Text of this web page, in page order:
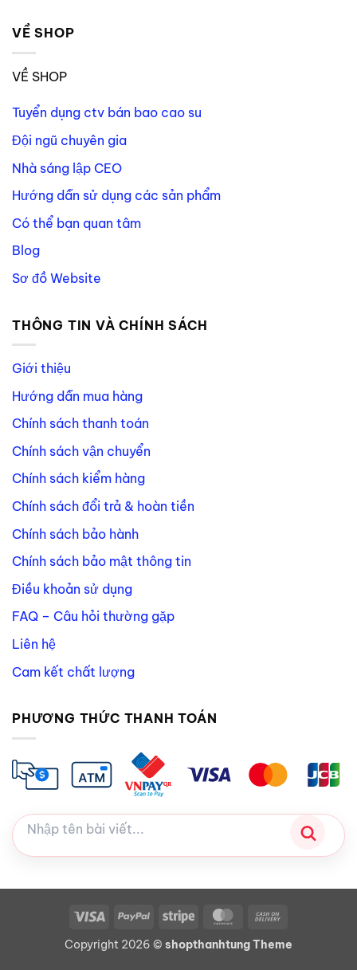
VỀ SHOP
VỀ SHOP
Tuyển dụng ctv bán bao cao su
Đội ngũ chuyên gia
Nhà sáng lập CEO
Hướng dẫn sử dụng các sản phẩm
Có thể bạn quan tâm
Blog
Sơ đồ Website
THÔNG TIN VÀ CHÍNH SÁCH
Giới thiệu
Hướng dẫn mua hàng
Chính sách thanh toán
Chính sách vận chuyển
Chính sách kiểm hàng
Chính sách đổi trả & hoàn tiền
Chính sách bảo hành
Chính sách bảo mật thông tin
Điều khoản sử dụng
FAQ – Câu hỏi thường gặp
Liên hệ
Cam kết chất lượng
PHƯƠNG THỨC THANH TOÁN
Visa PayPal Stripe MasterCard
Delivery
Copyright 2026 © shopthanhtung Theme